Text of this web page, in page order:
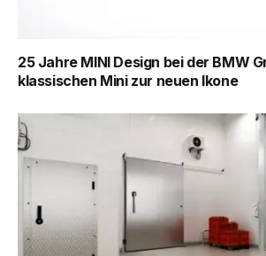
25 Jahre MINI Design bei der BMW
klassischen Mini zur neuen Ikone